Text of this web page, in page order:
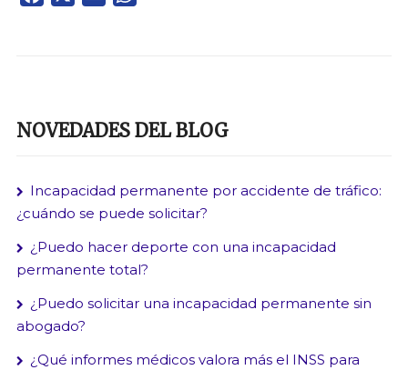
NOVEDADES DEL BLOG
Incapacidad permanente por accidente de tráfico:
¿cuándo se puede solicitar?
¿Puedo hacer deporte con una incapacidad
permanente total?
¿Puedo solicitar una incapacidad permanente sin
abogado?
¿Qué informes médicos valora más el INSS para